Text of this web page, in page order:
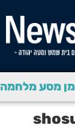
מסע מלחמה